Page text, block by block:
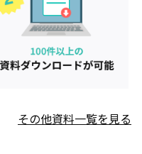
その他資料一覧を見る